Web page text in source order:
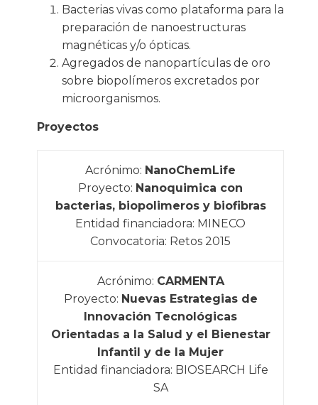
Bacterias vivas como plataforma para la
preparación de nanoestructuras
magnéticas y/o ópticas.
Agregados de nanopartículas de oro
sobre biopolímeros excretados por
microorganismos.
Proyectos
Acrónimo: NanoChemLife
Proyecto: Nanoquimica con
bacterias, biopolimeros y biofibras
Entidad financiadora: MINECO
Convocatoria: Retos 2015
Acrónimo: CARMENTA
Proyecto: Nuevas Estrategias de
Innovación Tecnológicas
Orientadas a la Salud y el Bienestar
Infantil y de la Mujer
Entidad financiadora: BIOSEARCH Life
SA